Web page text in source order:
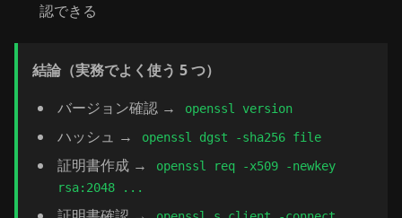
認できる
結論（実務でよく使う 5 つ）
バージョン確認 →
openssl version
ハッシュ → openssl dgst -sha256 file
証明書作成 →
openssl req -x509 -newkey
rsa:2048 ...